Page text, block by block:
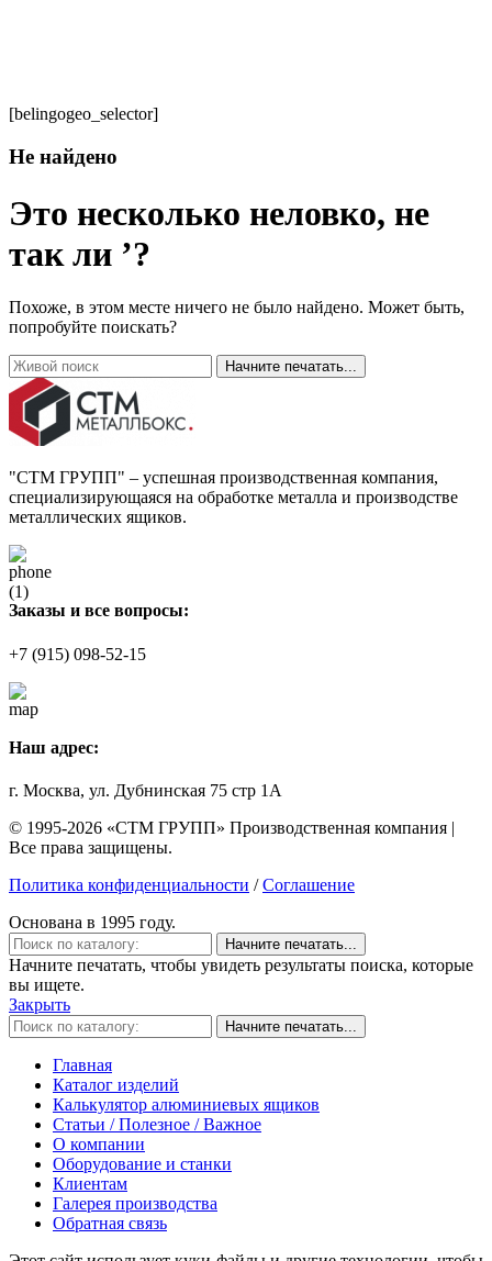
[belingogeo_selector]
Не найдено
Это несколько неловко, не
так ли ’?
Похоже, в этом месте ничего не было найдено. Может быть,
попробуйте поискать?
Начните печатать...
"СТМ ГРУПП" – успешная производственная компания,
специализирующаяся на обработке металла и производстве
металлических ящиков.
Заказы и все вопросы:
+7 (915) 098-52-15
Наш адрес:
г. Москва, ул. Дубнинская 75 стр 1А
© 1995-2026 «СТМ ГРУПП» Производственная компания |
Все права защищены.
Политика конфиденциальности /Соглашение
Основана в 1995 году.
Начните печатать...
Начните печатать, чтобы увидеть результаты поиска, которые
вы ищете.
Закрыть
Начните печатать...
Главная
Каталог изделий
Калькулятор алюминиевых ящиков
Статьи / Полезное / Важное
О компании
Оборудование и станки
Клиентам
Галерея производства
Обратная связь